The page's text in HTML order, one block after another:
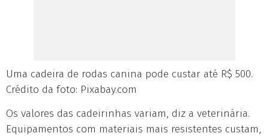
Uma cadeira de rodas canina pode custar até R$ 500.
Crédito da foto: Pixabay.com
Os valores das cadeirinhas variam, diz a veterinária.
Equipamentos com materiais mais resistentes custam,